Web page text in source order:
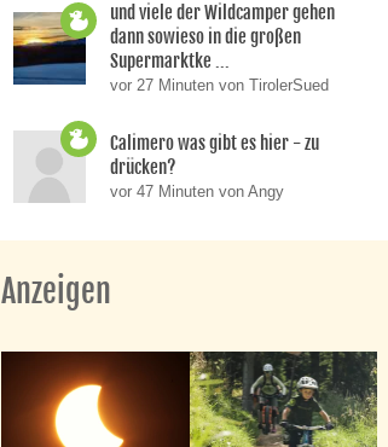
und viele der Wildcamper gehen
dann sowieso in die großen
Supermarktke ...
vor 27 Minuten von TirolerSued
Calimero was gibt es hier - zu
drücken?
vor 47 Minuten von Angy
Anzeigen